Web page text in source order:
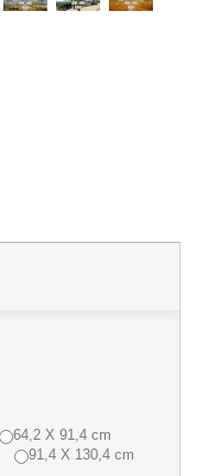
64,2 X 91,4 cm
91,4 X 130,4 cm